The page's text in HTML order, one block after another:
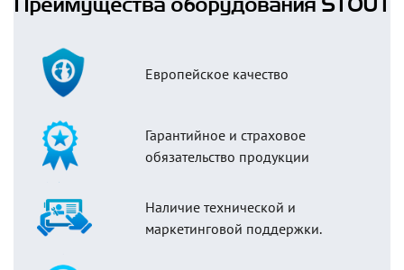
Преимущества оборудования STOUT
Европейское качество
Гарантийное и страховое
обязательство продукции
Наличие технической и
маркетинговой поддержки.